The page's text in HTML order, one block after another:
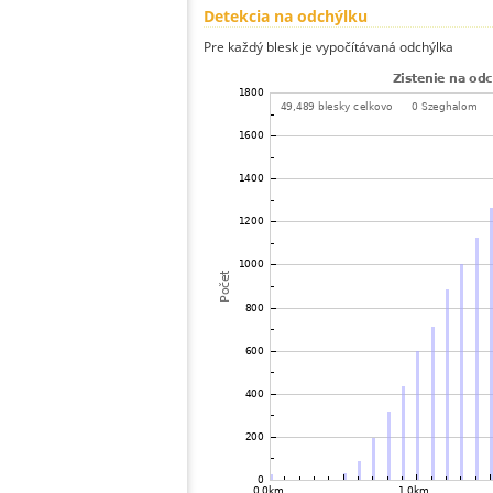
Detekcia na odchýlku
Pre každý blesk je vypočítávaná odchýlka